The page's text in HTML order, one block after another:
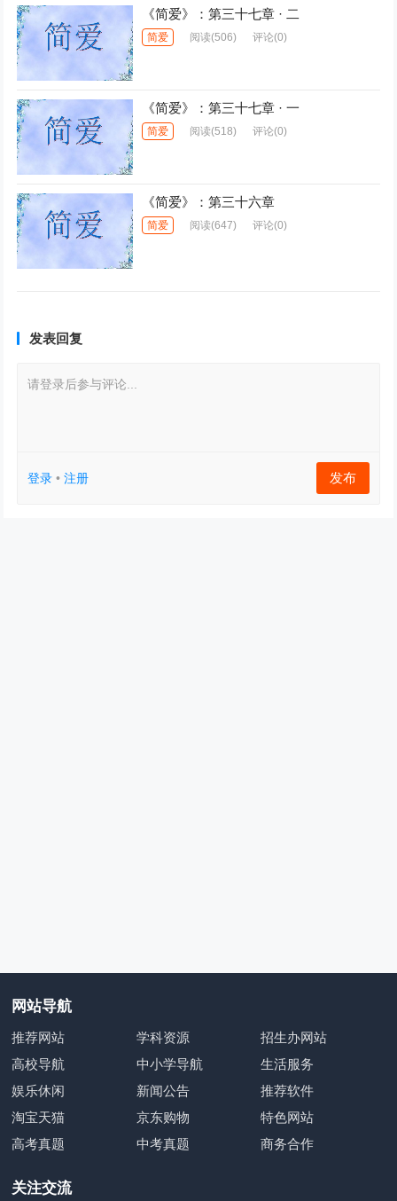
《简爱》：第三十七章 · 二
简爱 阅读(506) 评论(0)
《简爱》：第三十七章 · 一
简爱 阅读(518) 评论(0)
《简爱》：第三十六章
简爱 阅读(647) 评论(0)
发表回复
请登录后参与评论...
登录 •注册 发布
网站导航
推荐网站 学科资源
招生办网站
高校导航
中小学导航
生活服务
娱乐休闲
新闻公告
推荐软件
淘宝天猫
京东购物
特色网站
高考真题
中考真题 商务合作
关注交流